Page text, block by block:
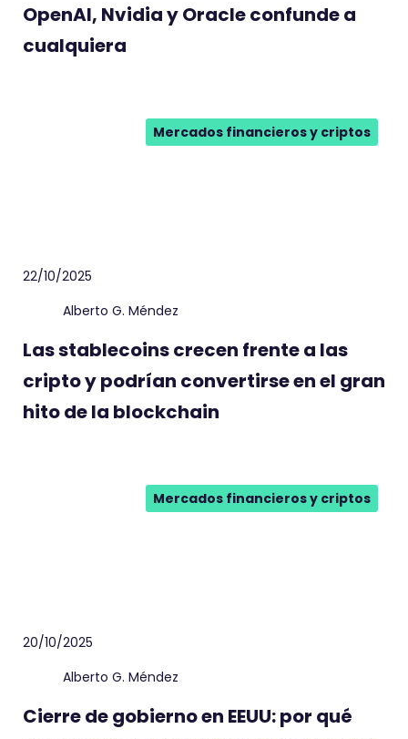
OpenAI, Nvidia y Oracle confunde a
cualquiera
Mercados financieros y criptos
22/10/2025
Alberto G. Méndez
Las stablecoins crecen frente a las
cripto y podrían convertirse en el gran
hito de la blockchain
Mercados financieros y criptos
20/10/2025
Alberto G. Méndez
Cierre de gobierno en EEUU: por qué